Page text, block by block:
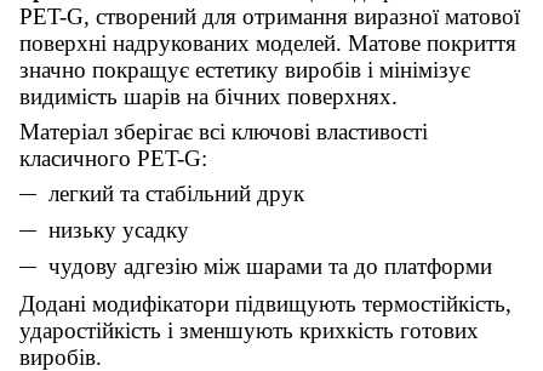
PET-G, створений для отримання виразної матової
поверхні надрукованих моделей. Матове покриття
значно покращує естетику виробів і мінімізує
видимість шарів на бічних поверхнях.
Матеріал зберігає всі ключові властивості
класичного PET-G:
легкий та стабільний друк
низьку усадку
чудову адгезію між шарами та до платформи
Додані модифікатори підвищують термостійкість,
ударостійкість і зменшують крихкість готових
виробів.